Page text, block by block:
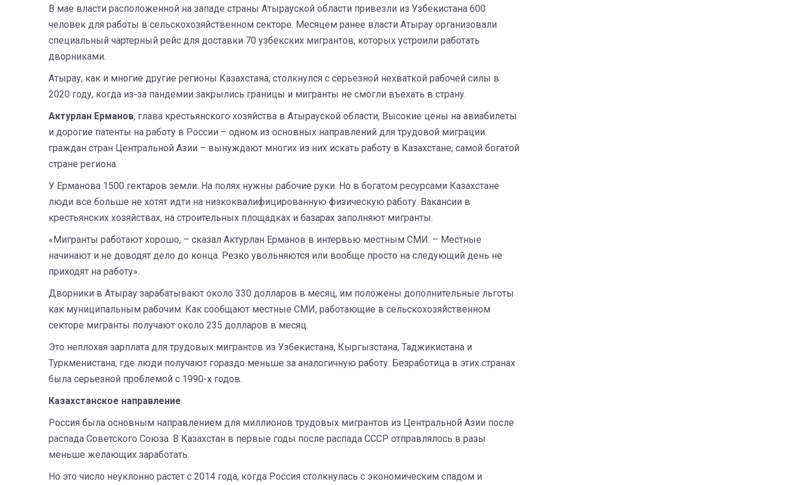
В мае власти расположенной на западе страны Атырауской области привезли из Узбекистана 600
человек для работы в сельскохозяйственном секторе. Месяцем ранее власти Атырау организовали
специальный чартерный рейс для доставки 70 узбекских мигрантов, которых устроили работать
дворниками.
Атырау, как и многие другие регионы Казахстана, столкнулся с серьезной нехваткой рабочей силы в
2020 году, когда из-за пандемии закрылись границы и мигранты не смогли въехать в страну.
Актурлан Ерманов, глава крестьянского хозяйства в Атырауской области, Высокие цены на авиабилеты
и дорогие патенты на работу в России – одном из основных направлений для трудовой миграции
граждан стран Центральной Азии – вынуждают многих из них искать работу в Казахстане, самой богатой
стране региона.
У Ерманова 1500 гектаров земли. На полях нужны рабочие руки. Но в богатом ресурсами Казахстане
люди все больше не хотят идти на низкоквалифицированную физическую работу. Вакансии в
крестьянских хозяйствах, на строительных площадках и базарах заполняют мигранты.
«Мигранты работают хорошо, – сказал Актурлан Ерманов в интервью местным СМИ. – Местные
начинают и не доводят дело до конца. Резко увольняются или вообще просто на следующий день не
приходят на работу».
Дворники в Атырау зарабатывают около 330 долларов в месяц, им положены дополнительные льготы
как муниципальным рабочим. Как сообщают местные СМИ, работающие в сельскохозяйственном
секторе мигранты получают около 235 долларов в месяц.
Это неплохая зарплата для трудовых мигрантов из Узбекистана, Кыргызстана, Таджикистана и
Туркменистана, где люди получают гораздо меньше за аналогичную работу. Безработица в этих странах
была серьезной проблемой с 1990-х годов.
Казахстанское направление
Россия была основным направлением для миллионов трудовых мигрантов из Центральной Азии после
распада Советского Союза. В Казахстан в первые годы после распада СССР отправлялось в разы
меньше желающих заработать.
Но это число неуклонно растет с 2014 года, когда Россия столкнулась с экономическим спадом и